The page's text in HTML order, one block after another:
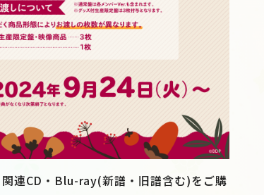
連CD・Blu-ray(新譜・旧譜含む)をご購